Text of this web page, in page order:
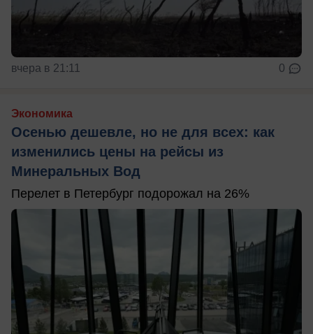
вчера в 21:11 0
Экономика
Осенью дешевле, но не для всех: как
изменились цены на рейсы из
Минеральных Вод
Перелет в Петербург подорожал на 26%